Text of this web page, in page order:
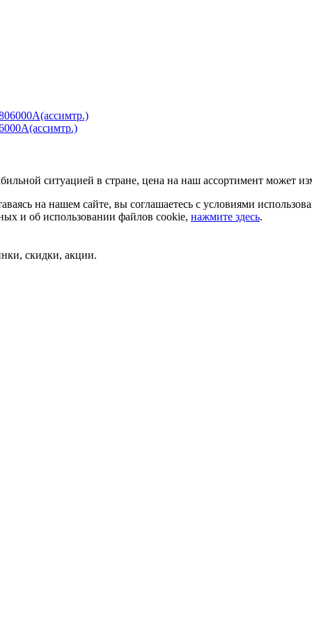
ситуацией в стране, цена на наш ассортимент может
на нашем сайте, вы соглашаетесь с условиями
и об использовании файлов cookie, нажмите здесь.
скидки, акции.